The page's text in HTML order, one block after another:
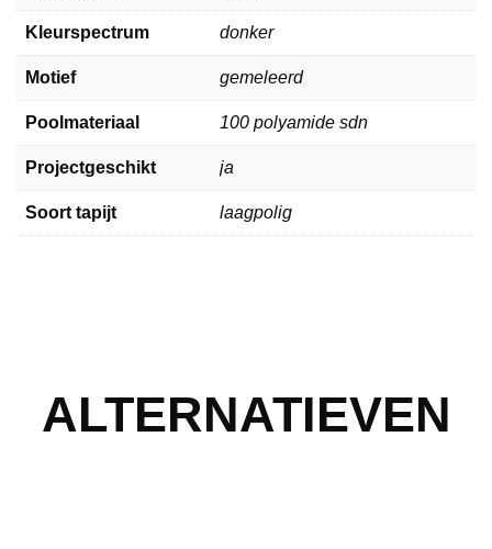
Kleurspectrum donker
Motief gemeleerd
Poolmateriaal 100 polyamide sdn
Projectgeschikt ja
Soort tapijt laagpolig
ALTERNATIEVEN